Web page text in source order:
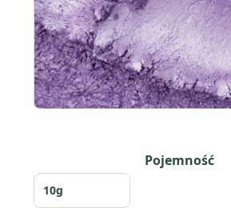
Pojemność